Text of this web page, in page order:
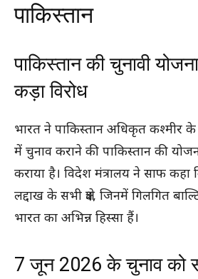
पाकिस्तान
पाकिस्तान की चुनावी
कड़ा विरोध
भारत ने पाकिस्तान अधिकृत कश्मीर के
में चुनाव कराने की पाकिस्तान की
कराया है। विदेश मंत्रालय ने साफ
लद्दाख के सभी क्षेत्र, जिनमें गिलगित
भारत का अभिन्न हिस्सा हैं।
7 जून 2026 के चुनाव को